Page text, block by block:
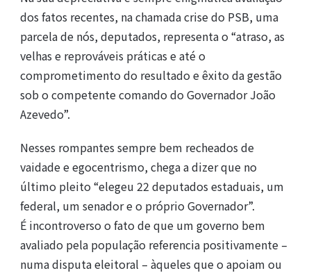
dos fatos recentes, na chamada crise do PSB, uma
parcela de nós, deputados, representa o “atraso, as
velhas e reprováveis práticas e até o
comprometimento do resultado e êxito da gestão
sob o competente comando do Governador João
Azevedo”.
Nesses rompantes sempre bem recheados de
vaidade e egocentrismo, chega a dizer que no
último pleito “elegeu 22 deputados estaduais, um
federal, um senador e o próprio Governador”.
É incontroverso o fato de que um governo bem
avaliado pela população referencia positivamente –
numa disputa eleitoral – àqueles que o apoiam ou